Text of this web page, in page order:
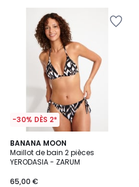
-30% DÈS 2*
BANANA MOON
Maillot de bain 2 pièces
YERODASIA - ZARUM
65,00 €